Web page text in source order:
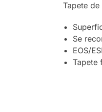
Tapete
Se
EOS/
Tapete